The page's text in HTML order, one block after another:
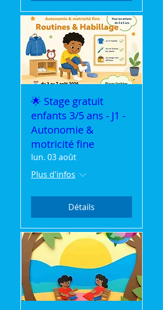
🌟 Stage gratuit
enfants 3/5 ans - J1 -
Autonomie &
motricité fine
lun. 03 août
Plus d'infos
Détails